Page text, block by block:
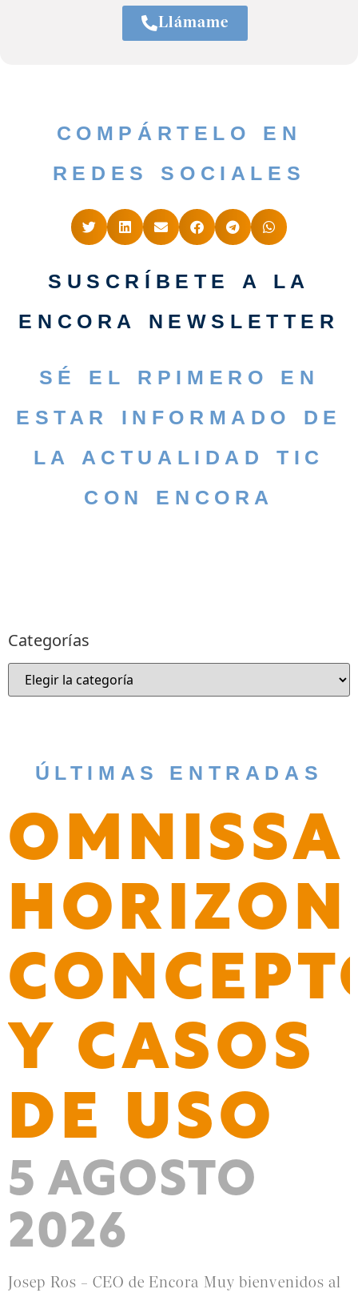
Llámame
COMPÁRTELO EN
REDES SOCIALES
SUSCRÍBETE A LA
ENCORA NEWSLETTER
SÉ EL RPIMERO EN
ESTAR INFORMADO DE
LA ACTUALIDAD TIC
CON ENCORA
Categorías
ÚLTIMAS ENTRADAS
OMNISSA
Y CASOS
DE USO
5 AGOSTO
2026
Josep Ros – CEO de Encora Muy bienvenidos al